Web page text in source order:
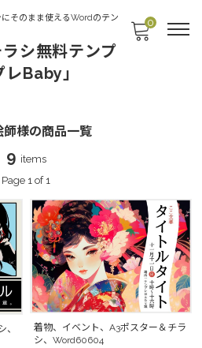
そのまま使えるWordのテン
シ無料テンプ
Baby」
0
師様の商品一覧
9 items
Page 1 of 1
、
着物、イベント、A3ポスター＆チラ
シ、Word60604